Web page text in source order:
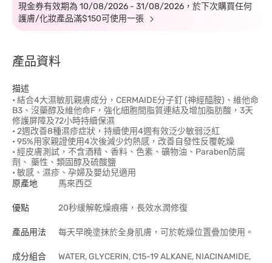
現金券有效期為 10/08/2026 - 31/08/2026，於下次購買任何
護膚/化妝產品滿$150可使用一張
產品資料
描述
• 結合4大濕敏肌親膚成分，CERMAIDE分子釘 (神經醯胺)、維他命
B3、沒藥醇及維他命F，強化細胞間脂質連結及增加脂肪酸，3天
修護屏障及72小時持續保濕
• 2週改善8種濕疹症狀，持續使用4週有效泛少敏弱泛紅
• 95%用家親證使用4次後減少灼熱感，改善自發性反覆乾燥
• 經皮膚測試，不含酒精、香料、色素、礦物油、Paraben防腐
劑、 藥性、類固醇及硫酸鹽
• 敏感、濕疹、孕婦及嬰幼兒適用
原產地
馬來西亞
優點 20秒緩解乾燥痕癢，長效水潤修復
產品用法 每天早晚塗抹於全身肌膚，可於乾燥位置疊加使用。
成分組合
WATER, GLYCERIN, C15-19 ALKANE, NIACINAMIDE,